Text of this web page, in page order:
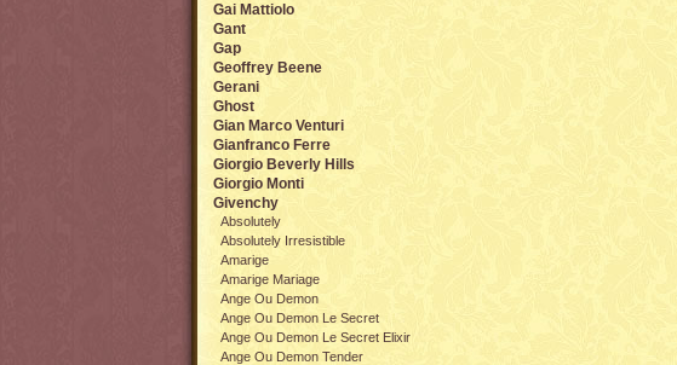
Gai Mattiolo
Gant
Gap
Geoffrey Beene
Gerani
Ghost
Gian Marco Venturi
Gianfranco Ferre
Giorgio Beverly Hills
Giorgio Monti
Givenchy
Absolutely
Absolutely Irresistible
Amarige
Amarige Mariage
Ange Ou Demon
Ange Ou Demon Le Secret
Ange Ou Demon Le Secret Elixir
Ange Ou Demon Tender